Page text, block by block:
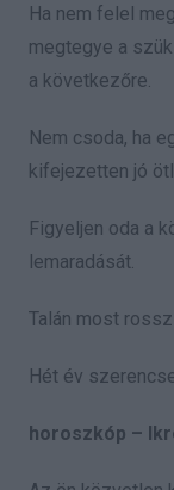
Ha nem felel
megtegye a
a következőre.
Nem csoda, ha
kifejezetten jó
Figyeljen oda a
lemaradását.
Talán most rossz
Hét év
horoszkóp –